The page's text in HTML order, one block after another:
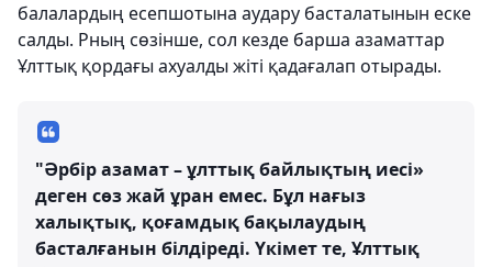
балалардың есепшотына аудару басталатынын еске
салды. Рның сөзінше, сол кезде барша азаматтар
Ұлттық қордағы ахуалды жіті қадағалап отырады.
"Әрбір азамат – ұлттық байлықтың иесі»
деген сөз жай ұран емес. Бұл нағыз
халықтық, қоғамдық бақылаудың
басталғанын білдіреді. Үкімет те, Ұлттық